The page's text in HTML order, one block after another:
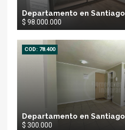
Departamento en Santiago
$ 98.000.000
COD: 78.400
Departamento en Santiago
$ 300.000